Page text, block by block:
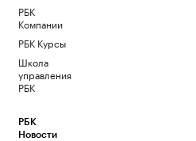
РБК
Компании
РБК Курсы
Школа
управления
РБК
РБК
Новости